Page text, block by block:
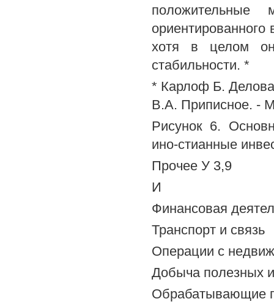
хотя в целом он
стабильности. *
* Карлоф Б.
В.А. Приписное. -
Рисунок 6.
ино-стианные
Прочее У 3,9
И
Финансовая
Транспорт и связь
Операции с
Добыча полезных
Обрабатывающие